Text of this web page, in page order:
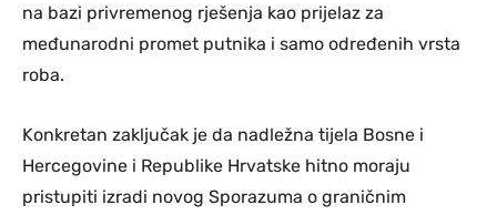
na bazi privremenog rješenja kao prijelaz za
međunarodni promet putnika i samo određenih vrsta
roba.
Konkretan zaključak je da nadležna tijela Bosne i
Hercegovine i Republike Hrvatske hitno moraju
pristupiti izradi novog Sporazuma o graničnim